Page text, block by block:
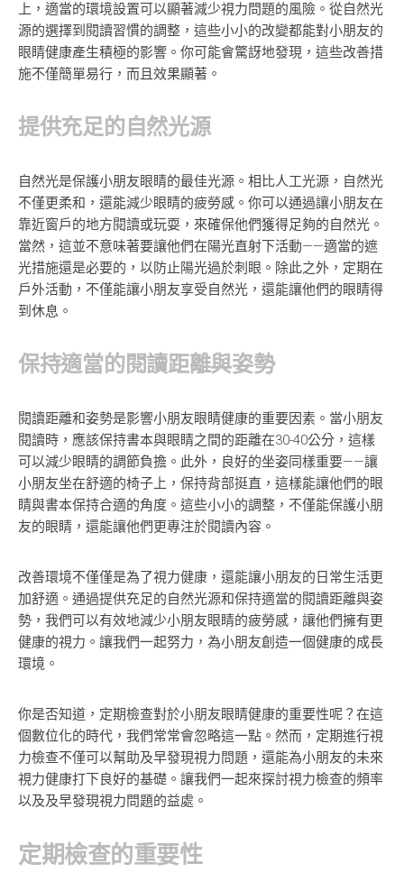
上，適當的環境設置可以顯著減少視力問題的風險。從自然光
源的選擇到閱讀習慣的調整，這些小小的改變都能對小朋友的
眼睛健康產生積極的影響。你可能會驚訝地發現，這些改善措
施不僅簡單易行，而且效果顯著。
提供充足的自然光源
自然光是保護小朋友眼睛的最佳光源。相比人工光源，自然光
不僅更柔和，還能減少眼睛的疲勞感。你可以通過讓小朋友在
靠近窗戶的地方閱讀或玩耍，來確保他們獲得足夠的自然光。
當然，這並不意味著要讓他們在陽光直射下活動——適當的遮
光措施還是必要的，以防止陽光過於刺眼。除此之外，定期在
戶外活動，不僅能讓小朋友享受自然光，還能讓他們的眼睛得
到休息。
保持適當的閱讀距離與姿勢
閱讀距離和姿勢是影響小朋友眼睛健康的重要因素。當小朋友
閱讀時，應該保持書本與眼睛之間的距離在30-40公分，這樣
可以減少眼睛的調節負擔。此外，良好的坐姿同樣重要——讓
小朋友坐在舒適的椅子上，保持背部挺直，這樣能讓他們的眼
睛與書本保持合適的角度。這些小小的調整，不僅能保護小朋
友的眼睛，還能讓他們更專注於閱讀內容。
改善環境不僅僅是為了視力健康，還能讓小朋友的日常生活更
加舒適。通過提供充足的自然光源和保持適當的閱讀距離與姿
勢，我們可以有效地減少小朋友眼睛的疲勞感，讓他們擁有更
健康的視力。讓我們一起努力，為小朋友創造一個健康的成長
環境。
你是否知道，定期檢查對於小朋友眼睛健康的重要性呢？在這
個數位化的時代，我們常常會忽略這一點。然而，定期進行視
力檢查不僅可以幫助及早發現視力問題，還能為小朋友的未來
視力健康打下良好的基礎。讓我們一起來探討視力檢查的頻率
以及及早發現視力問題的益處。
定期檢查的重要性